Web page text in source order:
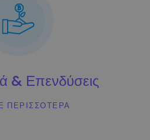
χρόνο για τα αγαπημένα σας
& Επενδύσεις
ΠΕΡΙΣΣΌΤΕΡΑ